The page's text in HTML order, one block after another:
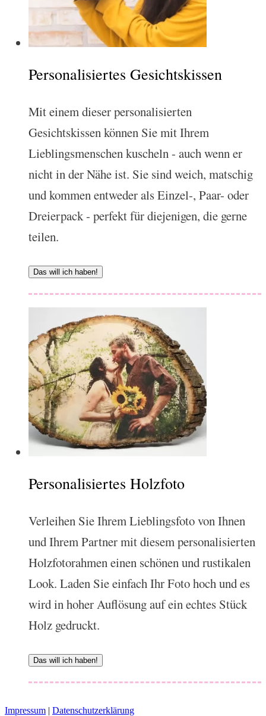
Personalisiertes Gesichtskissen
Mit einem dieser personalisierten
Gesichtskissen können Sie mit Ihrem
Lieblingsmenschen kuscheln - auch wenn er
nicht in der Nähe ist. Sie sind weich, matschig
und kommen entweder als Einzel-, Paar- oder
Dreierpack - perfekt für diejenigen, die gerne
teilen.
Das will ich haben!
Personalisiertes Holzfoto
Verleihen Sie Ihrem Lieblingsfoto von Ihnen
und Ihrem Partner mit diesem personalisierten
Holzfotorahmen einen schönen und rustikalen
Look. Laden Sie einfach Ihr Foto hoch und es
wird in hoher Auflösung auf ein echtes Stück
Holz gedruckt.
Das will ich haben!
Impressum | Datenschutzerklärung